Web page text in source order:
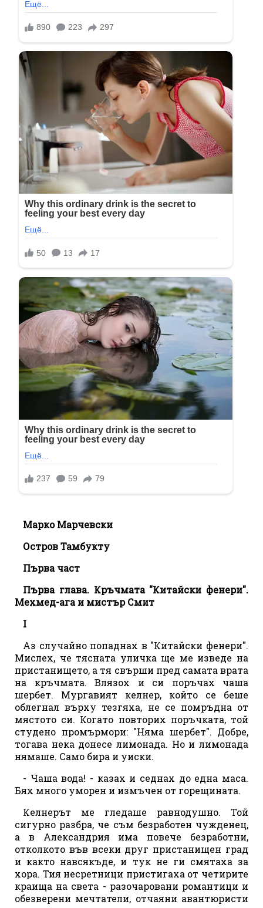
Марко Марчевски
Остров Тамбукту
Първа част
Първа глава. Кръчмата "Китайски фенери".
Мехмед-ага и мистър Смит
I
Аз случайно попаднах в "Китайски фенери".
Мислех, че тясната уличка ще ме изведе на
пристанището, а тя свърши пред самата врата
на кръчмата. Влязох и си поръчах чаша
шербет. Мургавият келнер, който се беше
облегнал върху тезгяха, не се помръдна от
мястото си. Когато повторих поръчката, той
студено промърмори: "Няма шербет". Добре,
тогава нека донесе лимонада. Но и лимонада
нямаше. Само бира и уиски.
- Чаша вода! - казах и седнах до една маса.
Бях много уморен и измъчен от горещината.
Келнерът ме гледаше равнодушно. Той
сигурно разбра, че съм безработен чужденец,
а в Александрия има повече безработни,
отколкото във всеки друг пристанищен град
и както навсякъде, и тук не ги смятаха за
хора. Тия несретници пристигаха от четирите
краища на света - разочаровани романтици и
обезверени мечтатели, отчаяни авантюристи